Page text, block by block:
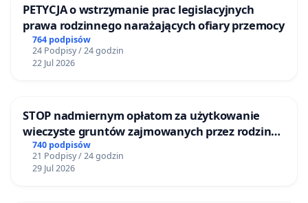
PETYCJA o wstrzymanie prac legislacyjnych
prawa rodzinnego narażających ofiary przemocy
764 podpisów
24 Podpisy / 24 godzin
22 Jul 2026
STOP nadmiernym opłatom za użytkowanie
wieczyste gruntów zajmowanych przez rodzinne
ogrody działkowe.
740 podpisów
21 Podpisy / 24 godzin
29 Jul 2026